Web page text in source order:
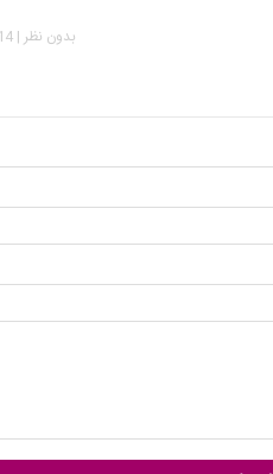
بدون نظر | 1,514 بازدید